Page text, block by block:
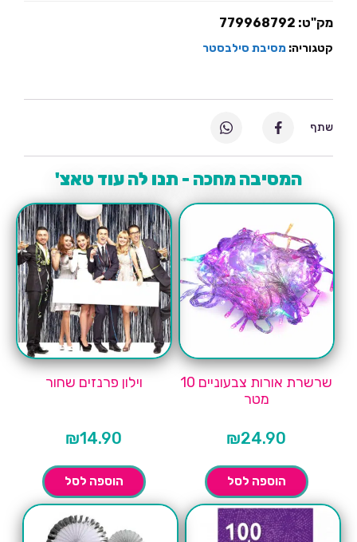
החדשה
מילוי
מק"ט: 779968792
קטגוריה: מסיבת סילבסטר
המסיבה מחכה - תנו לה עוד טאצ'
שרשרת אורות צבעוניים 10
מטר
₪24.90
הוספה לסל
וילון פרנזים שחור
₪14.90
הוספה לסל
שתף